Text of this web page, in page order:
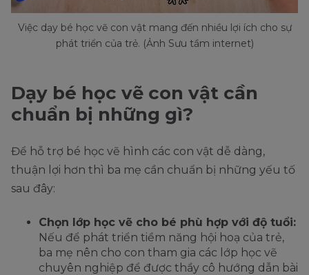
Việc dạy bé học vẽ con vật mang đến nhiều lợi ích cho sự
phát triển của trẻ. (Ảnh Sưu tầm internet)
Dạy bé học vẽ con vật cần
chuẩn bị những gì?
Để hỗ trợ bé học vẽ hình các con vật dễ dàng,
thuận lợi hơn thì ba mẹ cần chuẩn bị những yếu tố
sau đây:
Chọn lớp học vẽ cho bé phù hợp với độ tuổi:
Nếu để phát triển tiềm năng hội hoạ của trẻ,
ba mẹ nên cho con tham gia các lớp học vẽ
chuyên nghiệp để được thầy cô hướng dẫn bài